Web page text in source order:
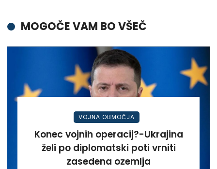
MOGOČE VAM BO VŠEČ
VOJNA OBMOČJA
Konec vojnih operacij?-Ukrajina
želi po diplomatski poti vrniti
zasedena ozemlja